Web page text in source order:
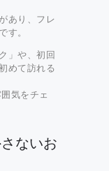
あり、フレ
す。
」や、初回
めて訪れる
気をチェ
ないお